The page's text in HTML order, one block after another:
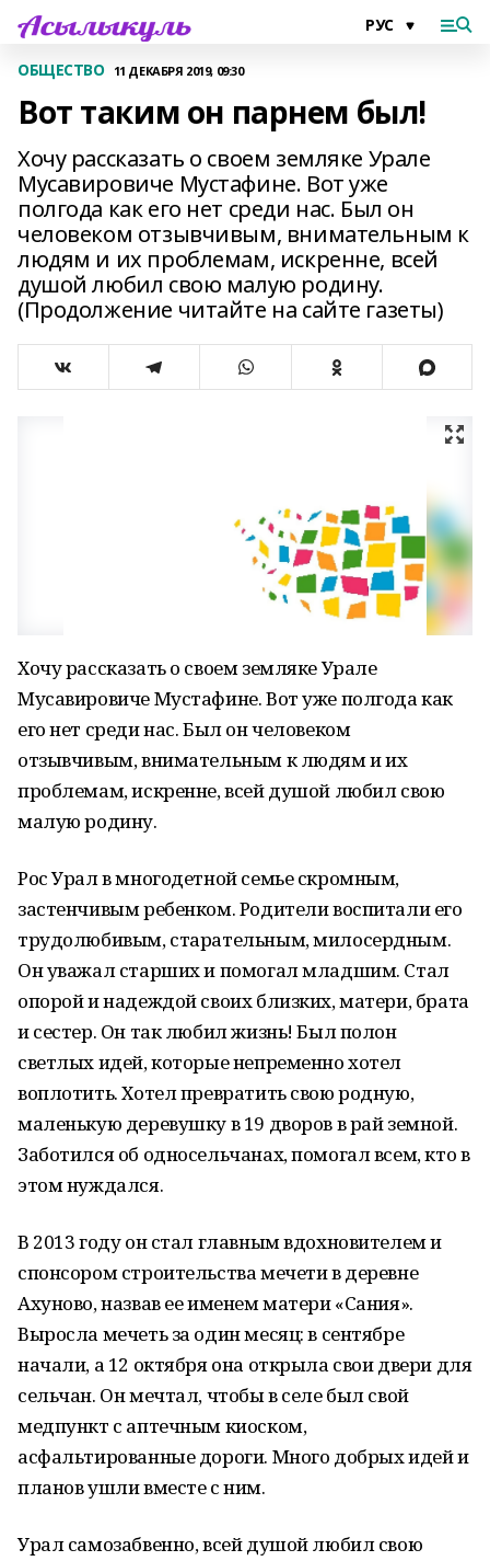
ОБЩЕСТВО 11 ДЕКАБРЯ 2019, 09:30
Вот таким он парнем был!
Хочу рассказать о своем земляке Урале
Мусавировиче Мустафине. Вот уже
полгода как его нет среди нас. Был он
человеком отзывчивым, внимательным к
людям и их проблемам, искренне, всей
душой любил свою малую родину.
(Продолжение читайте на сайте газеты)
Хочу рассказать о своем земляке Урале
Мусавировиче Мустафине. Вот уже полгода как
его нет среди нас. Был он человеком
отзывчивым, внимательным к людям и их
проблемам, искренне, всей душой любил свою
малую родину.
Рос Урал в многодетной семье скромным,
застенчивым ребенком. Родители воспитали его
трудолюбивым, старательным, милосердным.
Он уважал старших и помогал младшим. Стал
опорой и надеждой своих близких, матери, брата
и сестер. Он так любил жизнь! Был полон
светлых идей, которые непременно хотел
воплотить. Хотел превратить свою родную,
маленькую деревушку в 19 дворов в рай земной.
Заботился об односельчанах, помогал всем, кто в
этом нуждался.
В 2013 году он стал главным вдохновителем и
спонсором строительства мечети в деревне
Ахуново, назвав ее именем матери «Сания».
Выросла мечеть за один месяц: в сентябре
начали, а 12 октября она открыла свои двери для
сельчан. Он мечтал, чтобы в селе был свой
медпункт с аптечным киоском,
асфальтированные дороги. Много добрых идей и
планов ушли вместе с ним.
Урал самозабвенно, всей душой любил свою